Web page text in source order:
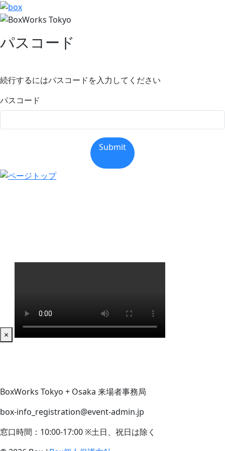
パスコード
続行するにはパスコードを入力してください
パスコード
Submit
BoxWorks Tokyo + Osaka 来場者事務局
box-info_registration@event-admin.jp
窓口時間：10:00-17:00 ※土日、祝日は除く
×